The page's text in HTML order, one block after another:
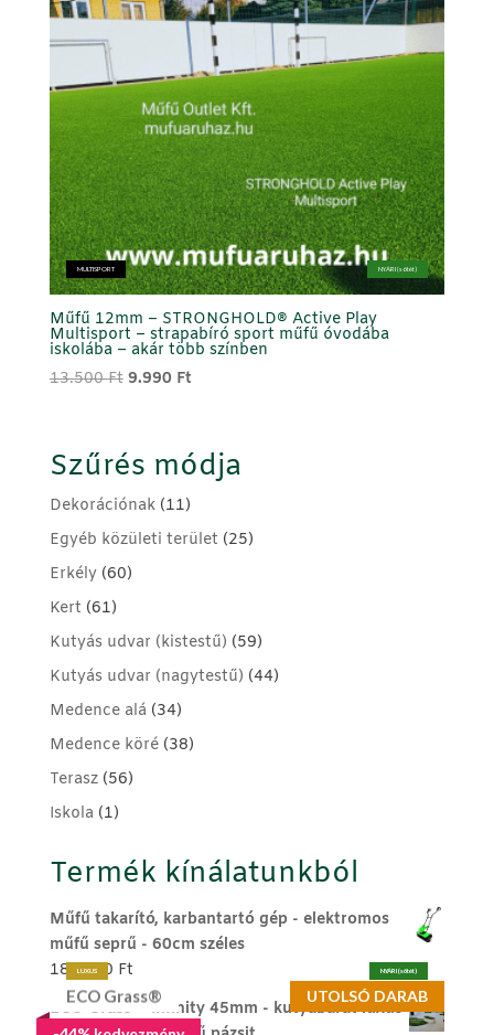
MULTISPORT NYÁRI (sötét)
Műfű 12mm – STRONGHOLD® Active Play
Multisport – strapabíró sport műfű óvodába
iskolába – akár több színben
13.500Ft Original
13.500 Ft.
9.990 FtCurrent
9.990 Ft.
Szűrés módja
Dekorációnak (11)
Egyéb közületi terület (25)
Erkély (60)
Kert (61)
Kutyás udvar (kistestű) (59)
Kutyás udvar (nagytestű) (44)
Medence alá (34)
Medence köré (38)
Terasz (56)
Iskola (1)
Termék kínálatunkból
Műfű takarító, karbantartó gép - elektromos
műfű seprű - 60cm széles
189.990 Ft
ECO Grass®
LUXUS
UTOLSÓ DARAB
NYÁRI (sötét)
ECO Grass ® Infinity 45mm - kutyabarát luxus